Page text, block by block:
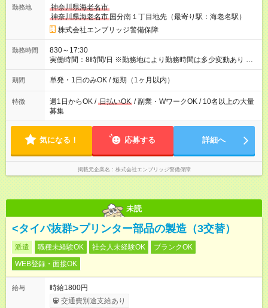
用の履歴を提出で、交通費全額支給！ 自動車通勤・バイク通勤
もOK ◆日当保証 たとえ仕事が1時間で終わっても 日当は全額お
支払いします！ 業者さんと協力し合って、早く仕事を終えるほ
ど、お得……！ ◆その他 資格応援手当・隊長手当等 アルバイ
トから社員雇用までのキャリアアップを楽しめるスキームをご
用意しております☆ 【試用期間】試用期間なし
勤務地
神奈川県海老名市
神奈川県海老名市 国分南１丁目地先（最寄り駅：海老名駅）
株式会社エンブリッジ警備保障
勤務時間
830～17:30
実働時間：8時間/日 ※勤務地により勤務時間は多少変動あり ◆希
望のシフトで働ける！ 希望の勤務日数がありましたらご相談下
さい。 週1日、月1日～の勤務OKです 夜勤・深夜のお仕事もご
期間 単発・1日のみOK / 短期（1ヶ月以内）
特徴 週1日からOK / 日払いOK / 副業・WワークOK / 10名以上の大量
募集
気になる！ 応募する 詳細へ
掲載元企業名 株式会社エンブリッジ警備保障
未読
<タイパ抜群>プリンター部品の製造（3交替）
派遣 職種未経験OK 社会人未経験OK
ブランクOK
WEB登録・面接OK
給与
時給1800円
交通費別途支給あり